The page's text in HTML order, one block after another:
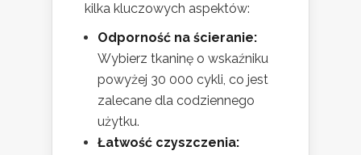
kilka kluczowych aspektów:
Odporność na ścieranie:
Wybierz tkaninę o wskaźniku
powyżej 30 000 cykli, co jest
zalecane dla codziennego
użytku.
Łatwość czyszczenia: